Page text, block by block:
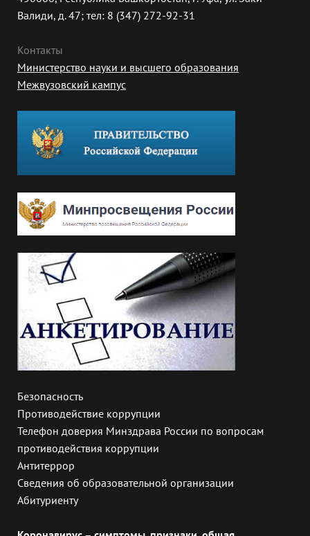
Валиди, д. 47; тел: 8 (347) 272-92-31
Контакты
Министерство науки и высшего образования
Межвузовский кампус
Безопасность
Противодействие коррупции
Телефон доверия Минздрава России по вопросам
противодействия коррупции
Антитеррор
Сведения об образовательной организации
Абитуриенту